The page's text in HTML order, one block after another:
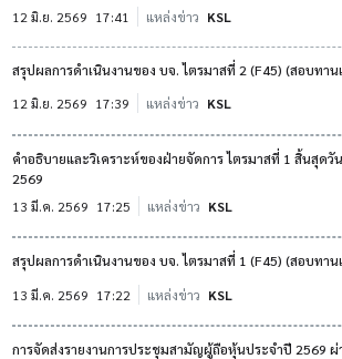
12 มิ.ย. 2569 17:41 แหล่งข่าว KSL
สรุปผลการดำเนินงานของ บจ. ไตรมาสที่ 2 (F45) (สอบทาน
12 มิ.ย. 2569 17:39 แหล่งข่าว KSL
คำอธิบายและวิเคราะห์ของฝ่ายจัดการ ไตรมาสที่ 1 สิ้นสุดวั
2569
13 มี.ค. 2569 17:25 แหล่งข่าว KSL
สรุปผลการดำเนินงานของ บจ. ไตรมาสที่ 1 (F45) (สอบทาน
13 มี.ค. 2569 17:22 แหล่งข่าว KSL
การจัดส่งรายงานการประชุมสามัญผู้ถือหุ้นประจำปี 2569 ผ่